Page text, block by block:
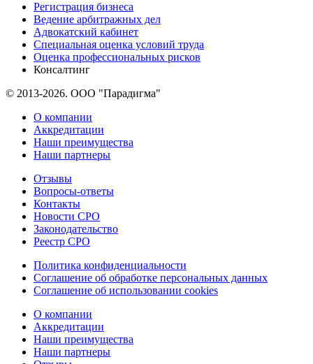
Регистрация бизнеса
Ведение арбитражных дел
Адвокатский кабинет
Специальная оценка условий труда
Оценка профессиональных рисков
Консалтинг
© 2013-2026. ООО "Парадигма"
О компании
Аккредитации
Наши преимущества
Наши партнеры
Отзывы
Вопросы-ответы
Контакты
Новости СРО
Законодательство
Реестр СРО
Политика конфиденциальности
Соглашение об обработке персональных данных
Соглашение об использовании cookies
О компании
Аккредитации
Наши преимущества
Наши партнеры